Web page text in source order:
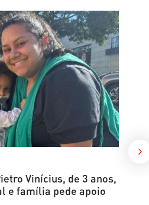
Vinícius, de 3 anos,
e família pede apoio